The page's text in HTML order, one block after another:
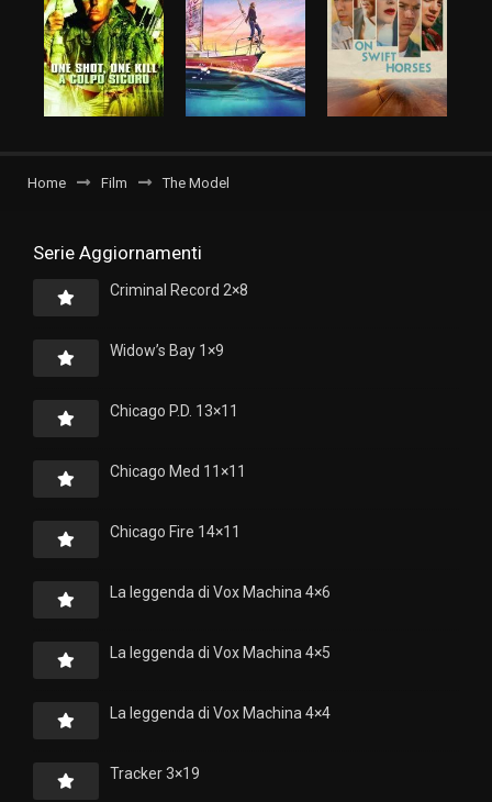
Home Film The Model
Serie Aggiornamenti
Criminal Record 2×8
Widow’s Bay 1×9
Chicago P.D. 13×11
Chicago Med 11×11
Chicago Fire 14×11
La leggenda di Vox Machina 4×6
La leggenda di Vox Machina 4×5
La leggenda di Vox Machina 4×4
Tracker 3×19